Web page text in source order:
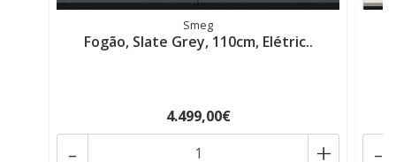
Smeg
Fogão, Slate Grey, 110cm, Elétric..
4.499,00€
+
- -